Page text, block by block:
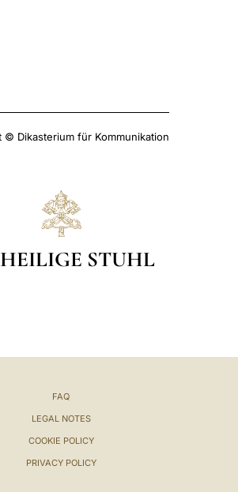
© Dikasterium für Kommunikation
HEILIGE STUHL
FAQ
LEGAL NOTES
COOKIE POLICY
PRIVACY POLICY